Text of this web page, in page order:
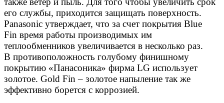
его службы, приходится защищать поверхность.
Panasonic утверждает, что за счет покрытия Blue
Fin время работы производимых им
теплообменников увеличивается в несколько раз.
В противоположность голубому финишному
покрытию «Панасоника» фирма LG использует
золотое. Gold Fin – золотое напыление так же
эффективно борется с коррозией.